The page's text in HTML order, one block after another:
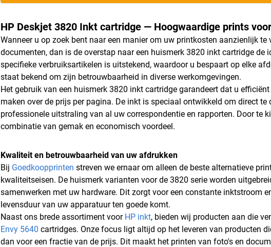
HP Deskjet 3820 Inkt cartridge — Hoogwaardige prints
Wanneer u op zoek bent naar een manier om uw printkosten aanzienlijk
documenten, dan is de overstap naar een huismerk 3820 inkt cartridge
specifieke verbruiksartikelen is uitstekend, waardoor u bespaart op elke
staat bekend om zijn betrouwbaarheid in diverse werkomgevingen.
Het gebruik van een huismerk 3820 inkt cartridge garandeert dat u
maken over de prijs per pagina. De inkt is speciaal ontwikkeld om direct
professionele uitstraling van al uw correspondentie en rapporten. Door te
combinatie van gemak en economisch voordeel.
Kwaliteit en betrouwbaarheid van uw afdrukken
Bij Goedkoopprinten streven we ernaar om alleen de beste alternatieve
kwaliteitseisen. De huismerk varianten voor de 3820 serie worden
samenwerken met uw hardware. Dit zorgt voor een constante inktstroom
levensduur van uw apparatuur ten goede komt.
Naast ons brede assortiment voor HP inkt, bieden wij producten aan die
Envy 5640 cartridges. Onze focus ligt altijd op het leveren van producten
dan voor een fractie van de prijs. Dit maakt het printen van foto's en